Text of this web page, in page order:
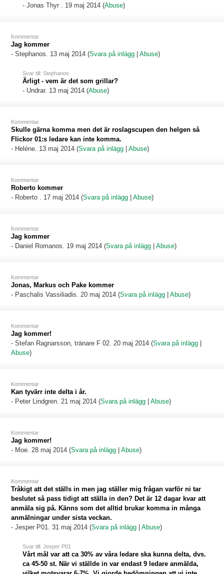
-Jonas Thyr . 19 maj 2014 (Abuse)
Kommentar
Jag kommer
-Stephanos . 13 maj 2014 (Svara på inlägg |Abuse)
Svar till: Stephanos
Ärligt - vem är det som grillar?
- Undrar. 13 maj 2014 (Abuse)
Kommentar
Skulle gärna komma men det är roslagscupen den helgen så
Flickor 01:s ledare kan inte komma.
- Heléne . 13 maj 2014 (Svara på inlägg |Abuse)
Kommentar
Roberto kommer
- Roberto . 17 maj 2014 (Svara på inlägg |Abuse)
Kommentar
Jag kommer
- Daniel Romanos . 19 maj 2014 (Svara på inlägg |Abuse)
Kommentar
Jonas, Markus och Pake kommer
- Paschalis Vassiliadis . 20 maj 2014 (Svara på inlägg |Abuse)
Kommentar
Jag kommer!
-Stefan Ragnarsson, tränare F 02 . 20 maj 2014 (Svara på inlägg
Abuse)
Kommentar
Kan tyvärr inte delta i år.
- Peter Lindgren . 21 maj 2014 (Svara på inlägg |Abuse)
Kommentar
Jag kommer!
- Moe . 28 maj 2014 (Svara på inlägg |Abuse)
Kommentar
Tråkigt att det ställs in men jag ställer mig frågan varför ni tar
beslutet så pass tidigt att ställa in den? Det är 12 dagar kvar att
anmäla sig på. Känns som det alltid brukar komma in många
anmälningar under sista veckan.
-Jesper P01 . 31 maj 2014 (Svara på inlägg |Abuse)
Svar till: Jesper P01
Vårt mål var att ca 30% av våra ledare ska kunna delta, dvs.
ca 45-50 st. När vi ställde in var endast 9 ledare anmälda,